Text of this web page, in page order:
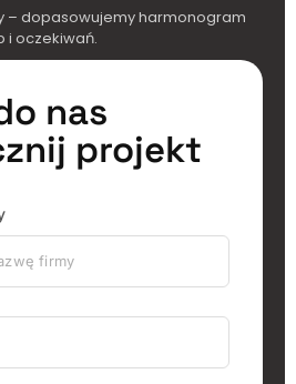
– dopasowujemy harmonogram
i oczekiwań.
nas
projekt